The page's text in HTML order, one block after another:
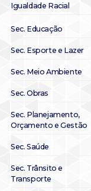
Igualdade Racial
Sec. Educação
Sec. Esporte e Lazer
Sec. Meio Ambiente
Sec. Obras
Sec. Planejamento,
Orçamento e Gestão
Sec. Saúde
Sec. Trânsito e
Transporte